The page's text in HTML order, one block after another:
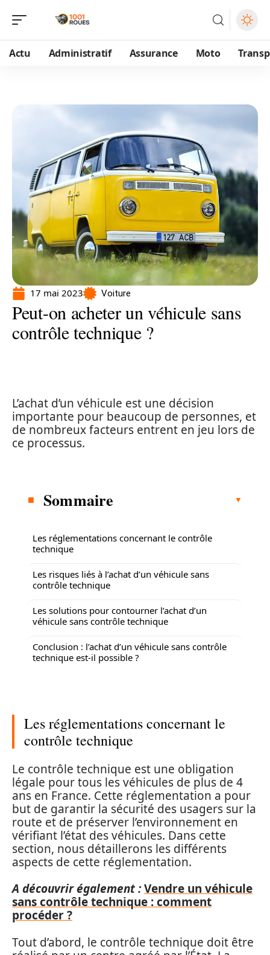
Actu Administratif Assurance Moto
17 mai 2023 Voiture
Peut-on acheter un véhicule sans
contrôle technique ?
L’achat d’un véhicule est une décision
importante pour beaucoup de personnes, et
de nombreux facteurs entrent en jeu lors de
ce processus.
Sommaire
Les réglementations concernant le contrôle
technique
Les risques liés à l’achat d’un véhicule sans
contrôle technique
Les solutions pour contourner l’achat d’un
véhicule sans contrôle technique
Conclusion : l’achat d’un véhicule sans contrôle
technique est-il possible ?
Les réglementations concernant le
contrôle technique
Le contrôle technique est une obligation
légale pour tous les véhicules de plus de 4
ans en France. Cette réglementation a pour
but de garantir la sécurité des usagers sur la
route et de préserver l’environnement en
vérifiant l’état des véhicules. Dans cette
section, nous détaillerons les différents
aspects de cette réglementation.
A découvrir également :Vendre un véhicule
sans contrôle technique : comment
procéder ?
Tout d’abord, le contrôle technique doit être